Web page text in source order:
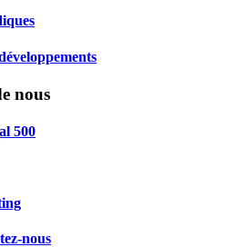
nous
500
nous